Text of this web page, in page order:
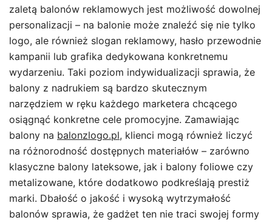
zaletą balonów reklamowych jest możliwość dowolnej
personalizacji – na balonie może znaleźć się nie tylko
logo, ale również slogan reklamowy, hasło przewodnie
kampanii lub grafika dedykowana konkretnemu
wydarzeniu. Taki poziom indywidualizacji sprawia, że
balony z nadrukiem są bardzo skutecznym
narzędziem w ręku każdego marketera chcącego
osiągnąć konkretne cele promocyjne. Zamawiając
balony na balonzlogo.pl, klienci mogą również liczyć
na różnorodność dostępnych materiałów – zarówno
klasyczne balony lateksowe, jak i balony foliowe czy
metalizowane, które dodatkowo podkreślają prestiż
marki. Dbałość o jakość i wysoką wytrzymałość
balonów sprawia, że gadżet ten nie traci swojej formy